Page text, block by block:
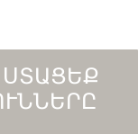
ՍՏԱՑԵՔ